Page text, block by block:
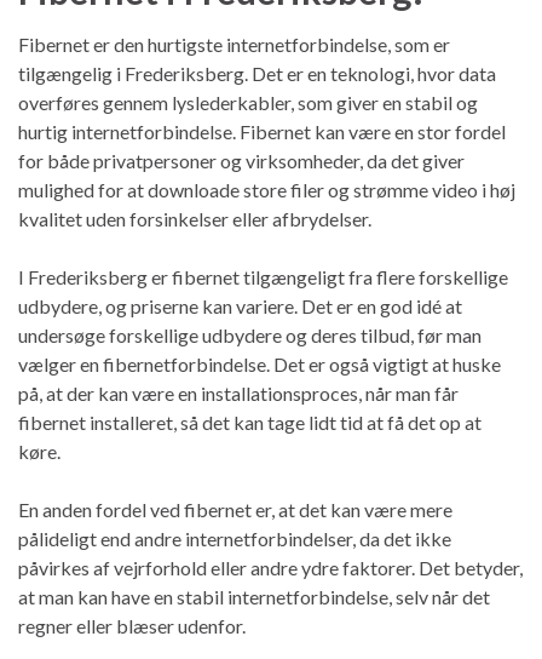
Fibernet er den hurtigste internetforbindelse, som er
tilgængelig i Frederiksberg. Det er en teknologi, hvor data
overføres gennem lyslederkabler, som giver en stabil og
hurtig internetforbindelse. Fibernet kan være en stor fordel
for både privatpersoner og virksomheder, da det giver
mulighed for at downloade store filer og strømme video i høj
kvalitet uden forsinkelser eller afbrydelser.
I Frederiksberg er fibernet tilgængeligt fra flere forskellige
udbydere, og priserne kan variere. Det er en god idé at
undersøge forskellige udbydere og deres tilbud, før man
vælger en fibernetforbindelse. Det er også vigtigt at huske
på, at der kan være en installationsproces, når man får
fibernet installeret, så det kan tage lidt tid at få det op at
køre.
En anden fordel ved fibernet er, at det kan være mere
pålideligt end andre internetforbindelser, da det ikke
påvirkes af vejrforhold eller andre ydre faktorer. Det betyder,
at man kan have en stabil internetforbindelse, selv når det
regner eller blæser udenfor.